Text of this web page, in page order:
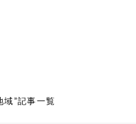
域”記事一覧